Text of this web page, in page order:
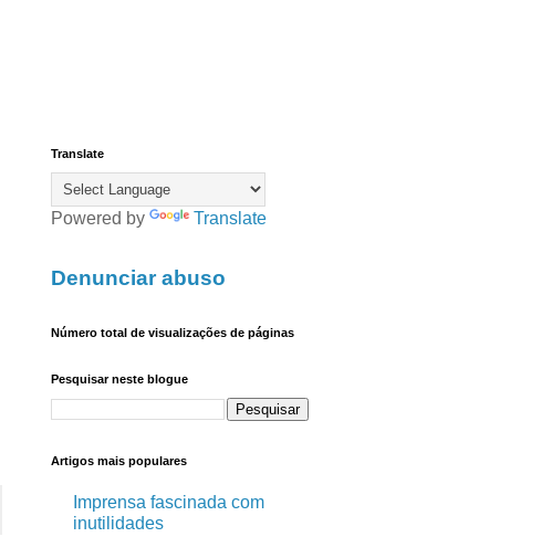
Translate
Powered by Translate
Denunciar abuso
Número total de visualizações de páginas
Pesquisar neste blogue
Artigos mais populares
Imprensa fascinada com
inutilidades